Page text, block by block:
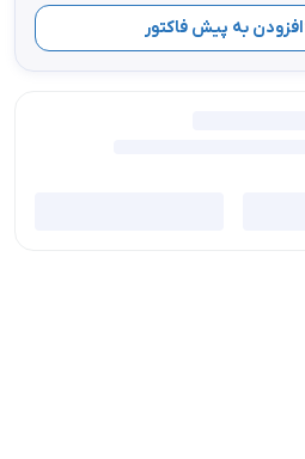
افزودن به پیش فاکتور